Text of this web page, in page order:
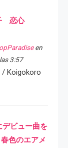
子 恋心
en
3:57
/ Koigokoro
デビュー曲を
色のエアメ